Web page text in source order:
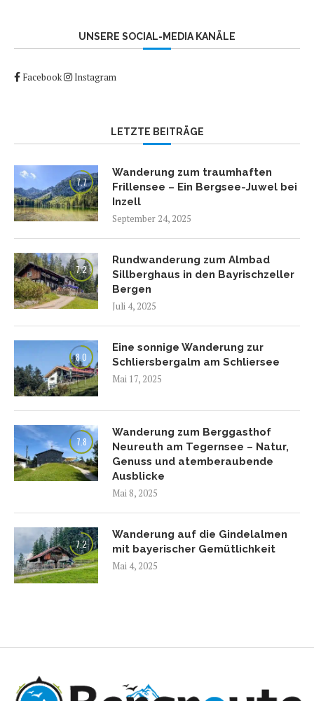
UNSERE SOCIAL-MEDIA KANÄLE
Facebook Instagram
LETZTE BEITRÄGE
7.7
Wanderung zum traumhaften
Frillensee – Ein Bergsee-Juwel bei
Inzell
September 24, 2025
7.2
Rundwanderung zum Almbad
Sillberghaus in den Bayrischzeller
Bergen
Juli 4, 2025
8.0
Eine sonnige Wanderung zur
Schliersbergalm am Schliersee
Mai 17, 2025
7.8
Wanderung zum Berggasthof
Neureuth am Tegernsee – Natur,
Genuss und atemberaubende
Ausblicke
Mai 8, 2025
7.2
Wanderung auf die Gindelalmen
mit bayerischer Gemütlichkeit
Mai 4, 2025